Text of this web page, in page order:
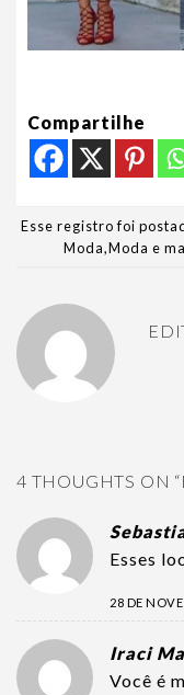
Compartilhe
Esse registro foi
Moda,Moda e
4 THOUGHTS ON “
Esses
28 DE
Iraci
Você é